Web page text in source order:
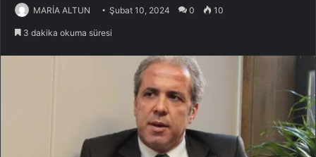
MARİA ALTUN Şubat 10, 2024 0 10
3 dakika okuma süresi